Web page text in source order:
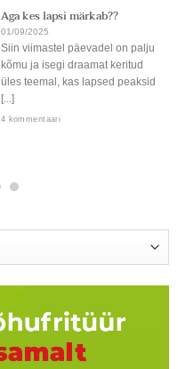
Aga kes lapsi märkab??
01/09/2025
Siin viimastel päevadel on palju
kõmu ja isegi draamat keritud
üles teemal, kas lapsed peaksid
[...]
4 kommentaari